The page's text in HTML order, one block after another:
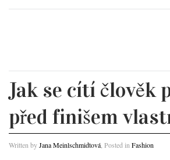
Jak se cítí člověk
před finišem
Written byJana Meinlschmidtová , Posted in Fashion